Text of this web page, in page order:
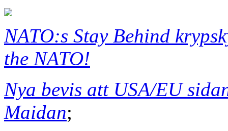
NATO:s Stay Behind
the NATO!
Nya bevis att USA/EU
Maidan;